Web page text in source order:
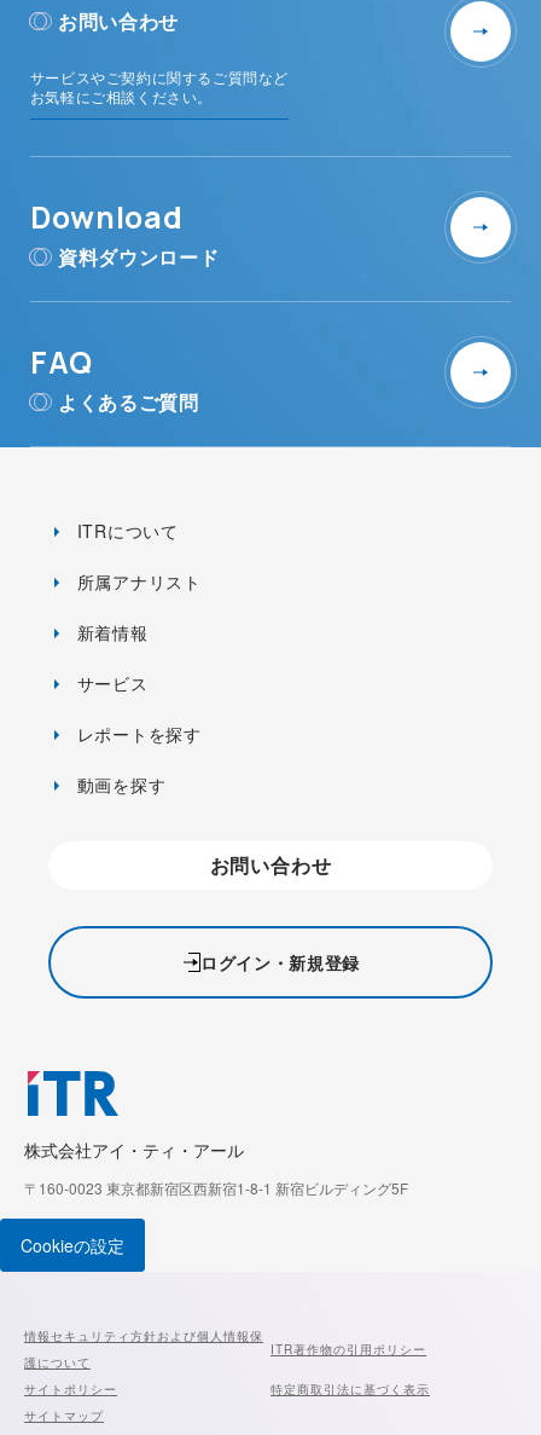
お問い合わせ
サービスやご契約に関するご質問など
お気軽にご相談ください。
Download
資料ダウンロード
FAQ
よくあるご質問
株式会社アイ・ティ・アール
〒160-0023 東京都新宿区西新宿1-8-1 新宿ビルディング5F
ITRについて
所属アナリスト
新着情報
サービス
レポートを探す
動画を探す
お問い合わせ
ログイン・新規登録
Cookieの設定
情報セキュリティ方針および個人情報保
護について
ITR著作物の引用ポリシー
サイトポリシー
特定商取引法に基づく表示
サイトマップ